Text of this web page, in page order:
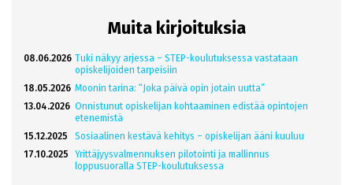
Muita kirjoituksia
08.06.2026 Tuki näkyy arjessa – STEP-koulutuksessa vastataan
opiskelijoiden tarpeisiin
18.05.2026 Moonin tarina: “Joka päivä opin jotain uutta”
13.04.2026 Onnistunut opiskelijan kohtaaminen edistää opintojen
etenemistä
15.12.2025
Sosiaalinen kestävä kehitys – opiskelijan ääni kuuluu
17.10.2025
Yrittäjyysvalmennuksen pilotointi ja mallinnus
loppusuoralla STEP-koulutuksessa